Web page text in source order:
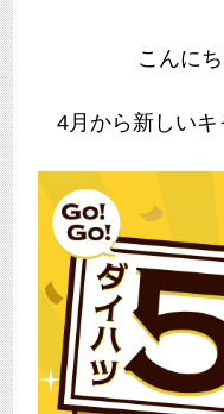
こんに
4月から新しい